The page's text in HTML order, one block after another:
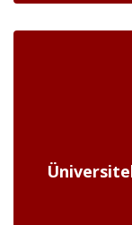
Mücadelenin